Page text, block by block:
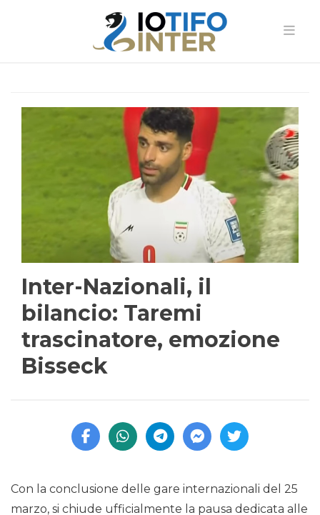
Inter-Nazionali, il
bilancio: Taremi
trascinatore, emozione
Bisseck
Con la conclusione delle gare internazionali del 25
marzo, si chiude ufficialmente la pausa dedicata alle